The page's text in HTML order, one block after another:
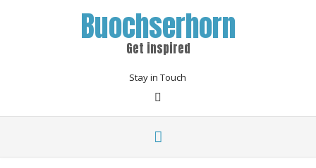
Buochserhorn
Get inspired
Stay in Touch